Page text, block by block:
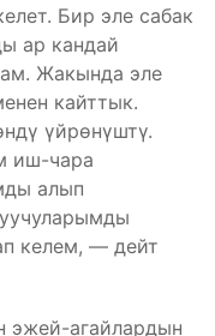
Бир эле сабак
ар кандай
Жакында эле
кайттык.
үйрөнүштү.
иш-чара
алып
келем, — дейт
эжей-агайлардын